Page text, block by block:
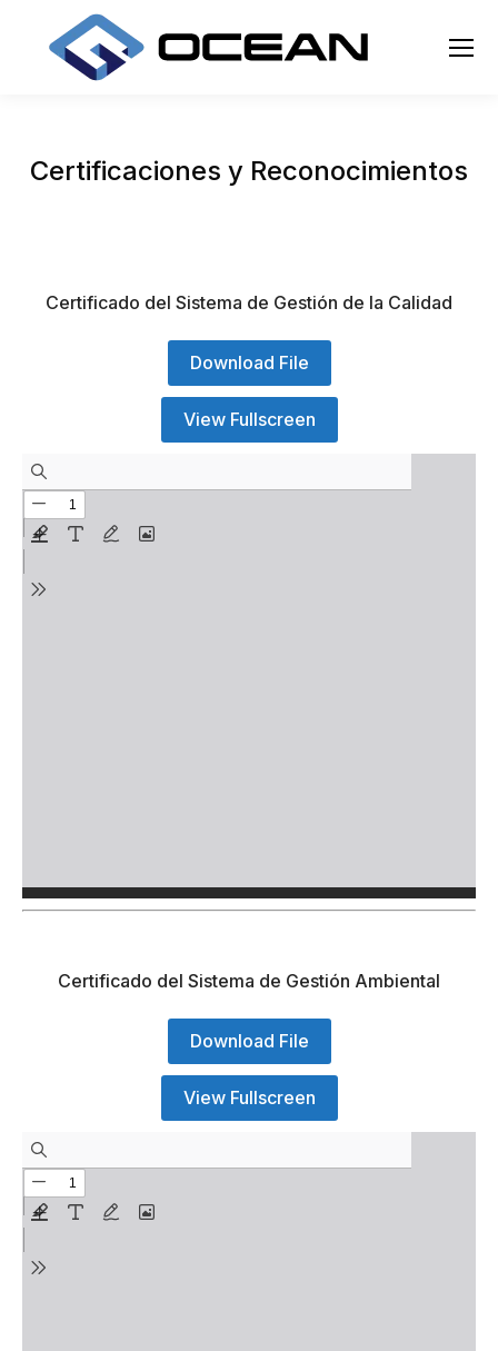
Certificaciones y Reconocimientos
Certificado del Sistema de Gestión de la Calidad
Download File
View Fullscreen
Certificado del Sistema de Gestión Ambiental
Download File
View Fullscreen